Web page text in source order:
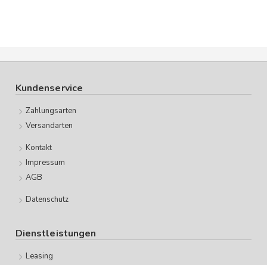
Kundenservice
Zahlungsarten
Versandarten
Kontakt
Impressum
AGB
Datenschutz
Dienstleistungen
Leasing